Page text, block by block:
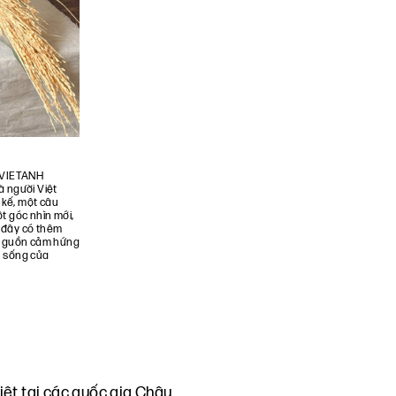
người Việt
một câu
góc nhìn mới,
có thêm
cảm hứng
của